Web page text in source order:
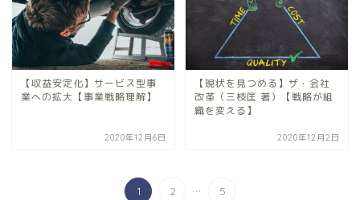
【収益安定化】サービス型事
業への拡大【事業戦略理解】
2020年12月6日
【現状を見つめる】ザ・会社
改革（三枝匡 著）【戦略が組
織を変える】
2020年12月2日
1 2 ... 5